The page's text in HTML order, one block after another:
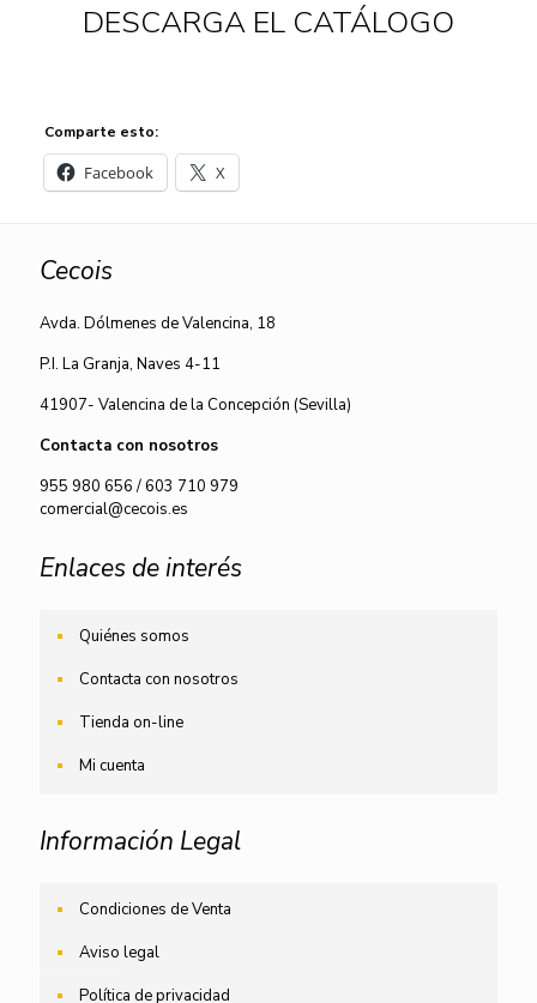
DESCARGA EL CATÁLOGO
Comparte esto:
Facebook X
Cecois
Avda. Dólmenes de Valencina, 18
P.I. La Granja, Naves 4-11
41907- Valencina de la Concepción (Sevilla)
Contacta con nosotros
955 980 656 /603 710 979
comercial@cecois.es
Enlaces de interés
Quiénes somos
Contacta con nosotros
Tienda on-line
Mi cuenta
Información Legal
Condiciones de Venta
Aviso legal
Política de privacidad